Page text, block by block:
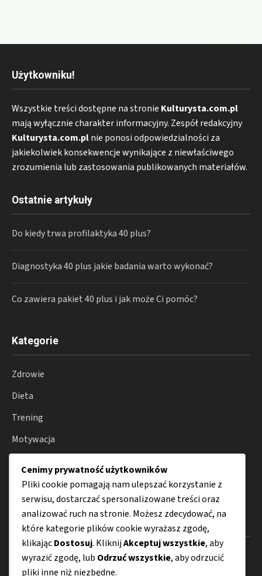
Użytkowniku!
Wszystkie treści dostępne na stronie Kulturysta.com.pl
mają wyłącznie charakter informacyjny. Zespół redakcyjny
Kulturysta.com.plnie ponosi odpowiedzialności za
jakiekolwiek konsekwencje wynikające z niewłaściwego
zrozumienia lub zastosowania publikowanych materiałów.
Ostatnie artykuły
Do kiedy trwa profilaktyka 40 plus?
Diagnostyka 40 plus jakie badania warto wykonać?
Co zawiera pakiet 40 plus i jak może Ci pomóc?
Kategorie
Zdrowie
Dieta
Trening
Motywacja
Porady
Menu
O nas
Cenimy prywatność użytkowników
Pliki cookie pomagają nam ulepszać korzystanie z
serwisu, dostarczać spersonalizowane treści oraz
analizować ruch na stronie. Możesz zdecydować, na
które kategorie plików cookie wyrażasz zgodę,
klikającDostosuj. KliknijAkceptuj wszystkie, aby
wyrazić zgodę, lub Odrzuć wszystkie, aby odrzucić
pliki inne niż niezbędne.